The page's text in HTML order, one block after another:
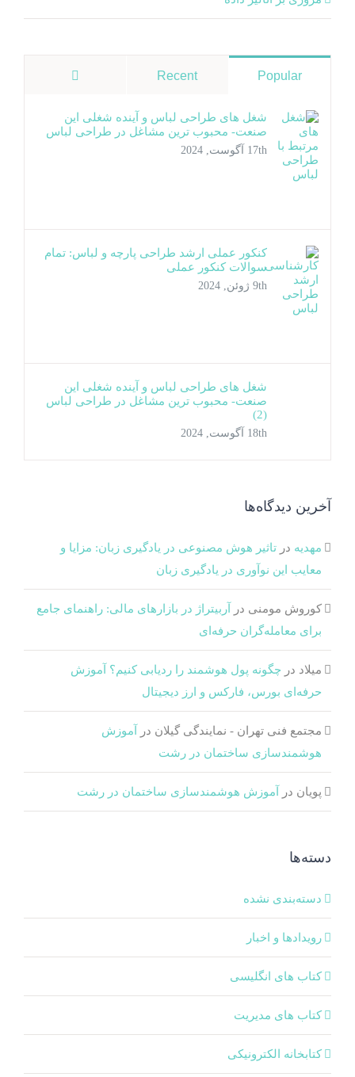
Popular
Recent
شغل های طراحی لباس و آینده شغلی این
صنعت- محبوب ترین مشاغل در طراحی لباس
17th آگوست, 2024
کنکور عملی ارشد طراحی پارچه و لباس: تمام
سوالات کنکور عملی
9th ژوئن, 2024
شغل های طراحی لباس و آینده شغلی این
صنعت- محبوب ترین مشاغل در طراحی لباس
(2)
18th آگوست, 2024
آخرین دیدگاه‌ها
مهدیه در تاثیر هوش مصنوعی در یادگیری زبان: مزایا و
معایب این نوآوری در یادگیری زبان
کوروش مومنی در
آربیتراژ در بازارهای مالی: راهنمای جامع
برای معامله‌گران حرفه‌ای
میلاد در چگونه پول هوشمند را ردیابی کنیم؟ آموزش
حرفه‌ای بورس، فارکس و ارز دیجیتال
مجتمع فنی تهران - نمایندگی گیلان در
آموزش
هوشمندسازی ساختمان در رشت
پویان در آموزش هوشمندسازی ساختمان در رشت
دسته‌ها
دسته‌بندی نشده
رویدادها و اخبار
کتاب های انگلیسی
کتاب های مدیریت
کتابخانه الکترونیکی